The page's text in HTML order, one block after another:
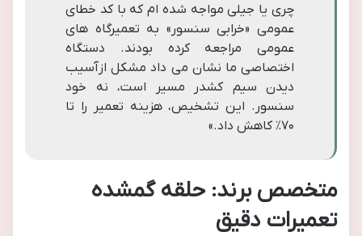
چری یا جیلی مواجه شده ام که با کد خطای
عمومی «خرابی سنسور» به تعمیرگاه های
عمومی مراجعه کرده بودند. دستگاه
اختصاصی ما نشان می داد مشکل ازآسیب
دیدن سیم کشدر مسیر است، نه خود
سنسور. این تشخیص، هزینه تعمیر را تا
۷۰٪ کاهش داد.»
متخصص برند: حلقه گمشده
تعمیرات دقیق